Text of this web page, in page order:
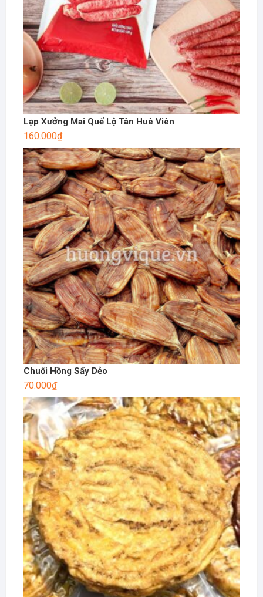
Lạp Xưởng Mai Quế Lộ Tân Huê Viên
160.000₫
Chuối Hồng Sấy Dẻo
70.000₫